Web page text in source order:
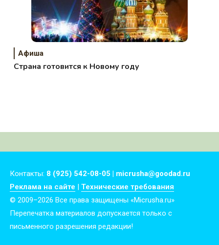
Афиша
Страна готовится к Новому году
Контакты: 8 (925) 542-08-05 | micrusha@goodad.ru
Реклама на сайте | Технические требования
© 2009–2026 Все права защищены «Micrusha.ru»
Перепечатка материалов допускается только с
письменного разрешения редакции!